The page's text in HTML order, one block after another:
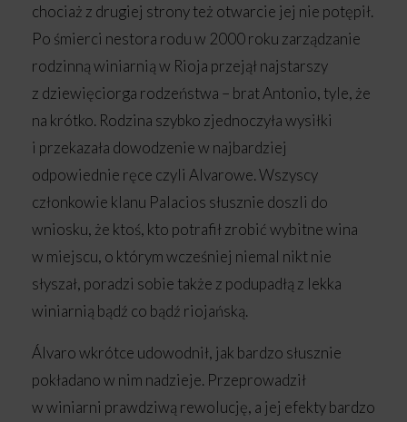
chociaż z drugiej strony też otwarcie jej nie potępił.
Po śmierci nestora rodu w 2000 roku zarządzanie
rodzinną winiarnią w Rioja przejął najstarszy
z dziewięciorga rodzeństwa – brat Antonio, tyle, że
na krótko. Rodzina szybko zjednoczyła wysiłki
i przekazała dowodzenie w najbardziej
odpowiednie ręce czyli Alvarowe. Wszyscy
członkowie klanu Palacios słusznie doszli do
wniosku, że ktoś, kto potrafił zrobić wybitne wina
w miejscu, o którym wcześniej niemal nikt nie
słyszał, poradzi sobie także z podupadłą z lekka
winiarnią bądź co bądź riojańską.
Álvaro wkrótce udowodnił, jak bardzo słusznie
pokładano w nim nadzieje. Przeprowadził
w winiarni prawdziwą rewolucję, a jej efekty bardzo